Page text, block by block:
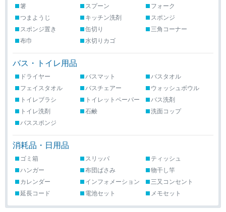
箸
スプーン
フォーク
つまようじ
キッチン洗剤
スポンジ
スポンジ置き
缶切り
三角コーナー
布巾
水切りカゴ
バス・トイレ用品
ドライヤー バスマット
バスタオル
フェイスタオル
バスチェアー
ウォッシュボウル
トイレブラシ
トイレットペーパー
バス洗剤
トイレ洗剤
石鹸
洗面コップ
バススポンジ
消耗品・日用品
ゴミ箱 スリッパ
ティッシュ
ハンガー
布団ばさみ
物干し竿
カレンダー
インフォメーション
三又コンセント
延長コード
電池セット メモセット